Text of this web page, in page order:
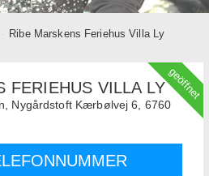
Ribe Marskens Feriehus Villa Ly
geöffnet
FERIEHUS VILLA LY
Nygårdstoft Kærbølvej 6,
6760